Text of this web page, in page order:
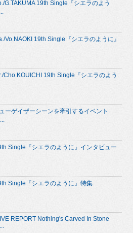
G.TAKUMA 19th Single『シエラのよう
Vo.NAOKI 19th Single『シエラのように』
Cho.KOUICHI 19th Single『シエラのよう
ーゲイザーシーンを牽引するイベント
Single『シエラのように』インタビュー
Single『シエラのように』特集
REPORT Nothing's Carved In Stone